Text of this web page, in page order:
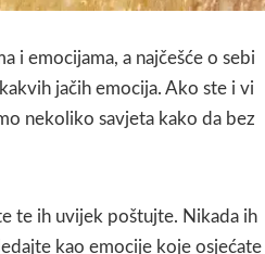
i emocijama, a najčešće o sebi
jačih emocija. Ako ste i vi
nekoliko savjeta kako da bez
te ih uvijek poštujte. Nikada ih
kao emocije koje osjećate